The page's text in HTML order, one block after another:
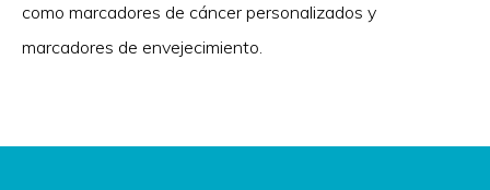
como marcadores de cáncer personalizados y
marcadores de envejecimiento.